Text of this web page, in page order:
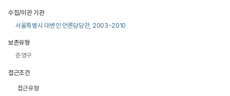
수집/이관 기관
서울특별시 대변인 언론담당관, 2003~2010
보존유형
준영구
접근조건
접근유형